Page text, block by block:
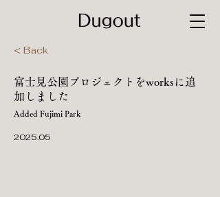
< Back
富士見公園プロジェクトをworksに追
加しました
Added Fujimi Park
2025.05